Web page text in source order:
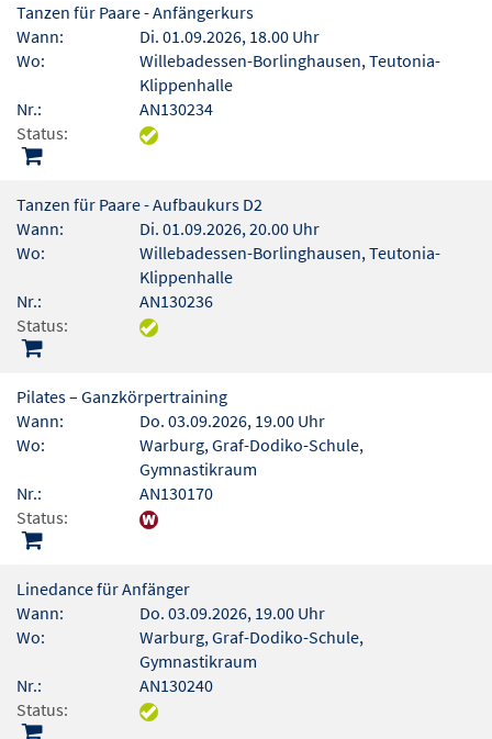
Tanzen für Paare - Anfängerkurs
Wann:
Di. 01.09.2026, 18.00 Uhr
Wo:
Willebadessen-Borlinghausen, Teutonia-
Klippenhalle
Nr.:
AN130234
Status:
Tanzen für Paare - Aufbaukurs D2
Wann:
Di. 01.09.2026, 20.00 Uhr
Wo:
Willebadessen-Borlinghausen, Teutonia-
Klippenhalle
Nr.:
AN130236
Status:
Pilates – Ganzkörpertraining
Wann:
Do. 03.09.2026, 19.00 Uhr
Wo:
Warburg, Graf-Dodiko-Schule,
Gymnastikraum
Nr.:
AN130170
Status:
Linedance für Anfänger
Wann:
Do. 03.09.2026, 19.00 Uhr
Wo:
Warburg, Graf-Dodiko-Schule,
Gymnastikraum
Nr.:
AN130240
Status: